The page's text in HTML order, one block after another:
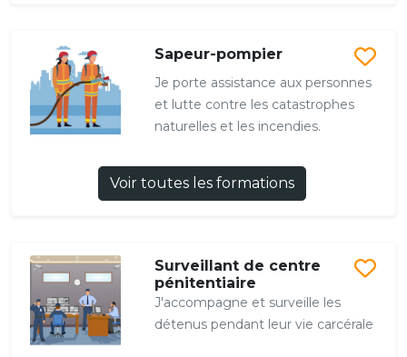
Sapeur-pompier
Je porte assistance aux personnes
et lutte contre les catastrophes
naturelles et les incendies.
Voir toutes les formations
Surveillant de centre
pénitentiaire
J'accompagne et surveille les
détenus pendant leur vie carcérale